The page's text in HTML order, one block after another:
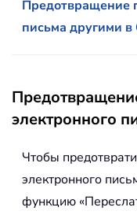
Предотвращение
письма другими
электронного
Чтобы
электронного
функцию